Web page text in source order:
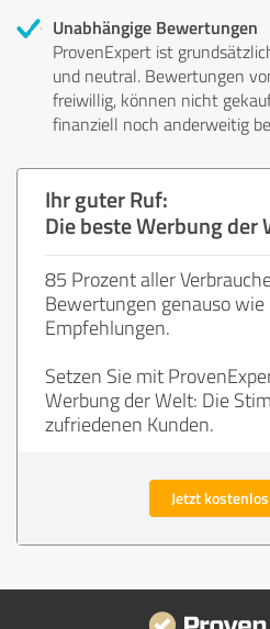
Unabhängige Bewertungen
ProvenExpert ist
und neutral. Bewertungen
freiwillig, können nicht
finanziell noch anderweitig
Ihr guter Ruf:
Die beste Werbung der
85 Prozent aller
Bewertungen genauso
Empfehlungen.
Setzen Sie mit
Werbung der Welt: Die
zufriedenen Kunden.
Jetzt